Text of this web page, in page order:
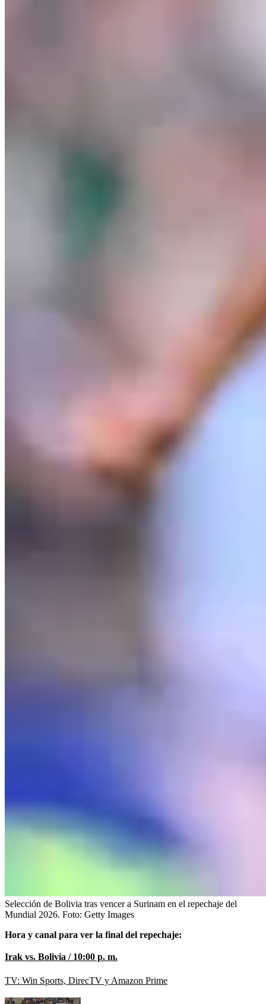
Selección de Bolivia tras vencer a Surinam en el repechaje del
Mundial 2026. Foto: Getty Images
Hora y canal para ver la final del repechaje:
Irak vs. Bolivia / 10:00 p. m.
TV: Win Sports, DirecTV y Amazon Prime